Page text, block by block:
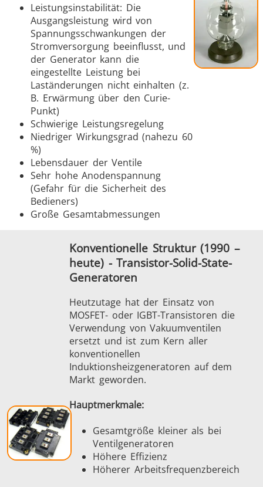
Leistungsinstabilität: Die
Ausgangsleistung wird von
Spannungsschwankungen der
Stromversorgung beeinflusst, und
der Generator kann die
eingestellte Leistung bei
Laständerungen nicht einhalten (z.
B. Erwärmung über den Curie-
Punkt)
Schwierige Leistungsregelung
Niedriger Wirkungsgrad (nahezu 60
%)
Lebensdauer der Ventile
Sehr hohe Anodenspannung
(Gefahr für die Sicherheit des
Bedieners)
Große Gesamtabmessungen
Konventionelle Struktur (1990 –
heute) - Transistor-Solid-State-
Generatoren
Heutzutage hat der Einsatz von
MOSFET- oder IGBT-Transistoren die
Verwendung von Vakuumventilen
ersetzt und ist zum Kern aller
konventionellen
Induktionsheizgeneratoren auf dem
Markt geworden.
Hauptmerkmale:
Gesamtgröße kleiner als bei
Ventilgeneratoren
Höhere Effizienz
Höherer Arbeitsfrequenzbereich